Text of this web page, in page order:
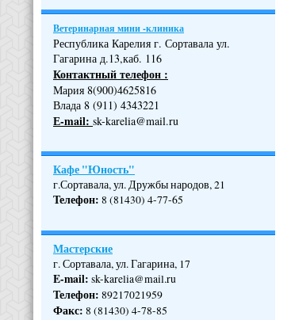
Ветеринарная мини -клиника
Республика Карелия г. Сортавала ул.
Гагарина д.13,каб. 116
Контактный телефон :
Мария 8(900)4625816
Влада 8 (911) 4343221
Е-mail: sk-karelia@mail.ru
Кафе "Юность"
г.Сортавала, ул. Дружбы народов, 21
Телефон: 8 (81430) 4-77-65
Мастерские
г. Сортавала, ул. Гагарина, 17
E-mail: sk-karelia@mail.ru
Телефон: 89217021959
Факс: 8 (81430) 4-78-85